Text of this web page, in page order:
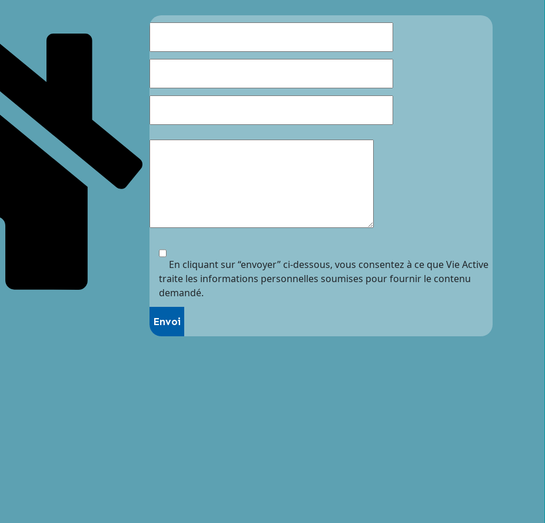
En cliquant sur “envoyer” ci-dessous, vous consentez à ce que Vie Active
traite les informations personnelles soumises pour fournir le contenu
demandé.